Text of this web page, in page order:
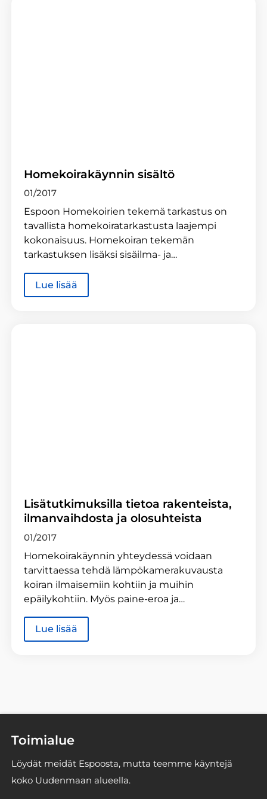
Homekoirakäynnin sisältö
01/2017
Espoon Homekoirien tekemä tarkastus on
tavallista homekoiratarkastusta laajempi
kokonaisuus. Homekoiran tekemän
tarkastuksen lisäksi sisäilma- ja…
Lue lisää
Lisätutkimuksilla tietoa rakenteista,
ilmanvaihdosta ja olosuhteista
01/2017
Homekoirakäynnin yhteydessä voidaan
tarvittaessa tehdä lämpökamerakuvausta
koiran ilmaisemiin kohtiin ja muihin
epäilykohtiin. Myös paine-eroa ja…
Lue lisää
Toimialue
Löydät meidät Espoosta, mutta teemme käyntejä
koko Uudenmaan alueella.